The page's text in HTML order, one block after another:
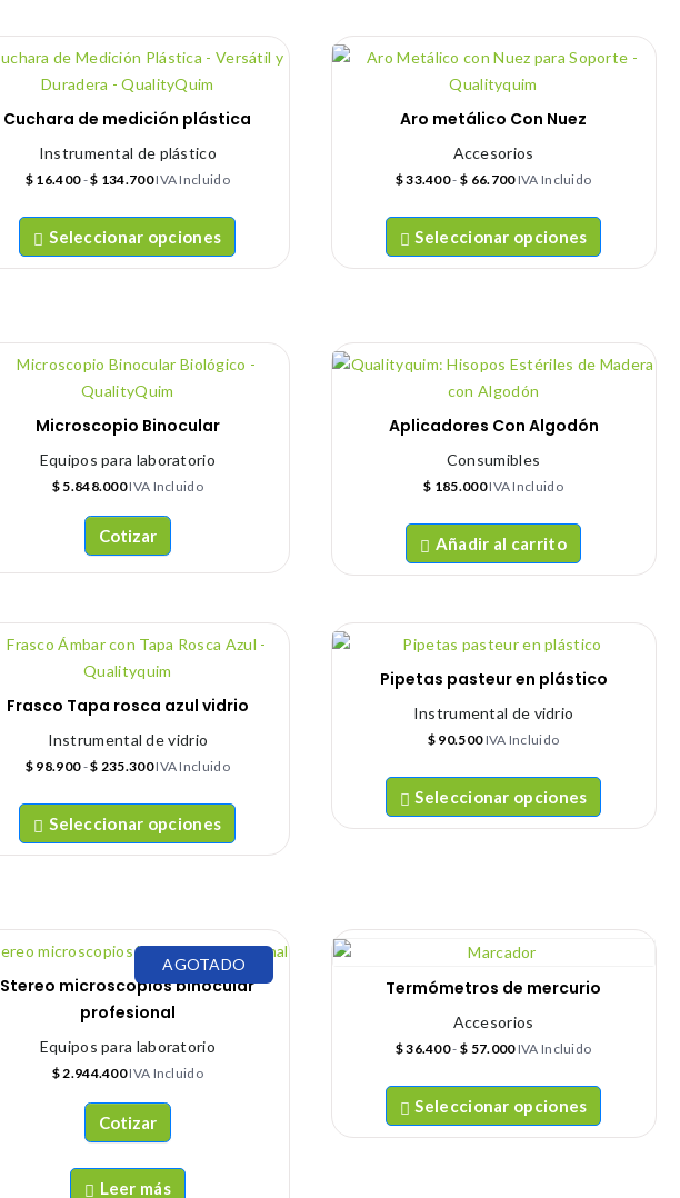
Cuchara de medición plástica
Instrumental de plástico
$ 16.400-$ 134.700IVA Incluido
Seleccionar opciones
Aro metálico Con Nuez
Accesorios
$33.400- $ 66.700IVA Incluido
Seleccionar opciones
Microscopio Binocular
Equipos para laboratorio
$ 5.848.000IVA Incluido
Cotizar
Aplicadores Con Algodón
Consumibles
$ 185.000IVA Incluido
Añadir al carrito
Frasco Tapa rosca azul vidrio
Instrumental de vidrio
$ 98.900-$ 235.300IVA Incluido
Seleccionar opciones
Pipetas pasteur en plástico
Instrumental de vidrio
$ 90.500IVA Incluido
Seleccionar opciones
AGOTADO
Stereo microscopios binocular
profesional
Equipos para laboratorio
$ 2.944.400IVA Incluido
Cotizar
Leer más
Termómetros de mercurio
Accesorios
$36.400- $ 57.000IVA Incluido
Seleccionar opciones